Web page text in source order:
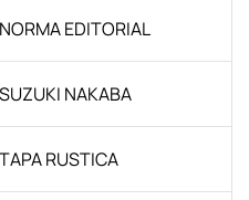
NORMA EDITORIAL
SUZUKI NAKABA
TAPA RUSTICA